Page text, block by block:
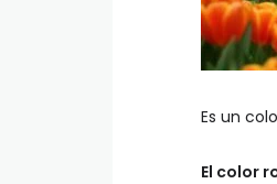
Es un
El color